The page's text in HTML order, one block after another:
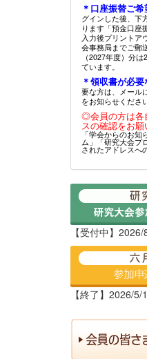
＊口座振替ご
グインした後、下
ります「預金口座
入力後プリントア
会事務局までご郵
（2027年度）分
ています。
＊領収書が必
要な方は、メール
をお知らせください
◎会員の方は各
スの確認をお願
「学会からのお知
ム」「研究大会プ
されたアドレスへ
【受付中】
【終了】2026/5/